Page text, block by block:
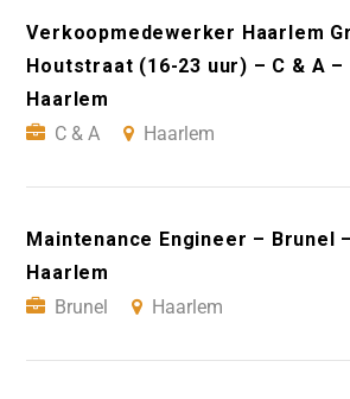
Verkoopmedewerker Haarlem
Houtstraat (16-23 uur) – C & A –
Haarlem
C & A
Haarlem
Maintenance Engineer – Brunel –
Haarlem
Brunel
Haarlem